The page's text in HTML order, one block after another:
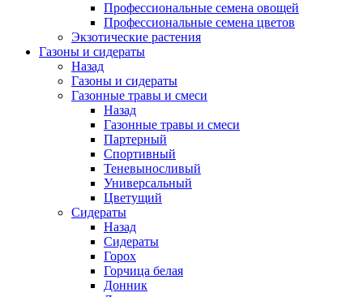
Профессиональные семена овощей
Профессиональные семена цветов
Экзотические растения
Газоны и сидераты
Назад
Газоны и сидераты
Газонные травы и смеси
Назад
Газонные травы и смеси
Партерный
Спортивный
Теневыносливый
Универсальный
Цветущий
Сидераты
Назад
Сидераты
Горох
Горчица белая
Донник